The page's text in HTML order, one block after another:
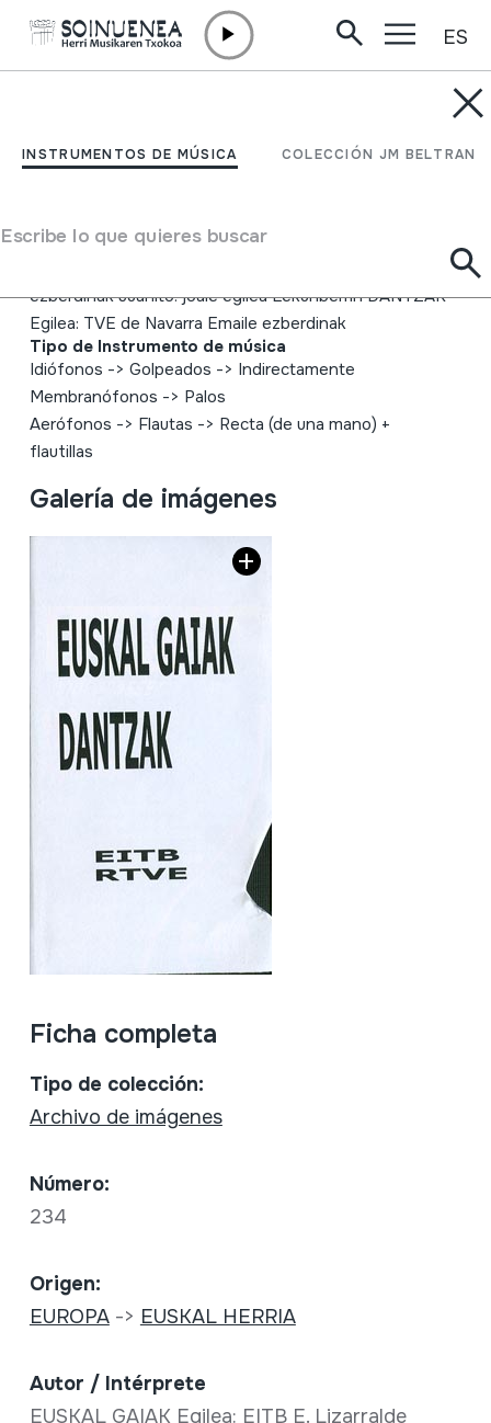
INSTRUMENTOS DE MÚSICA COLECCIÓN JM BELTRAN
Escribe lo que quieres buscar
ES
EUSKAL GAIAK
Autor
ezberdinak Juanito: joale egilea Lekunberrin DANTZAK
Egilea: TVE de Navarra Emaile ezberdinak
Tipo de Instrumento de música
Idiófonos -> Golpeados -> Indirectamente
Membranófonos -> Palos
Aerófonos -> Flautas -> Recta (de una mano) +
flautillas
Galería de imágenes
Ficha completa
Tipo de colección:
Archivo de imágenes
Número:
234
Origen:
EUROPA-> EUSKAL HERRIA
Autor / Intérprete
EUSKAL GAIAK Egilea: EITB E. Lizarralde